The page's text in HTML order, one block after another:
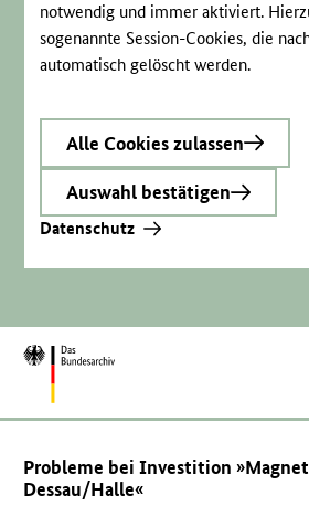
notwendig und immer aktiviert.
sogenannte Session-Cookies, die
automatisch gelöscht werden.
Alle Cookies zulassen
Auswahl bestätigen
Datenschutz
Zur
Probleme bei Investition
Dessau/Halle«